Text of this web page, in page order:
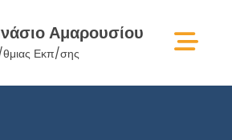
Αμαρουσίου
θμιας Εκπ/σης